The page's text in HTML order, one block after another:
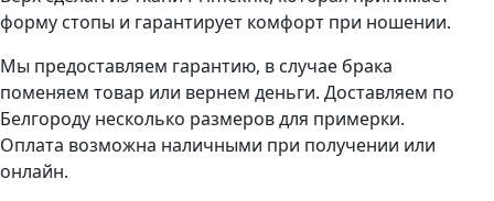
форму стопы и гарантирует комфорт при ношении.
Мы предоставляем гарантию, в случае брака
поменяем товар или вернем деньги. Доставляем по
Белгороду несколько размеров для примерки.
Оплата возможна наличными при получении или
онлайн.